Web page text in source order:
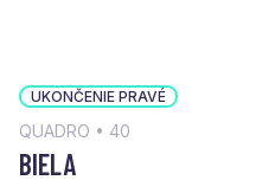
UKONČENIE PRAVÉ
QUADRO • 40
BIELA